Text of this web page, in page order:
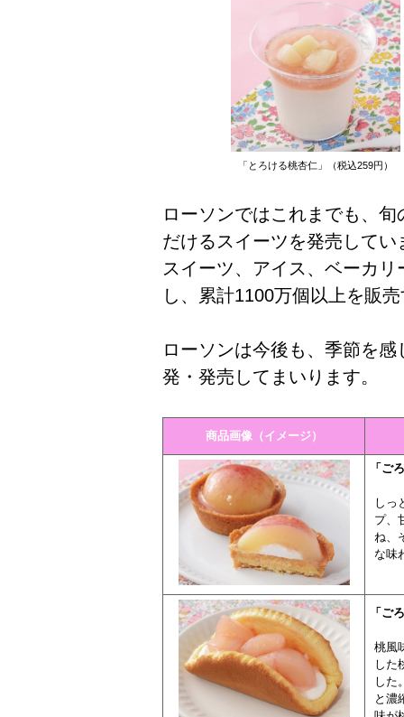
「とろける桃杏仁」（税込259円）
ローソンではこれまでも、
だけるスイーツを発売してい
スイーツ、アイス、ベーカ
し、累計1100万個以上を販
ローソンは今後も、季節を
発・発売してまいります。
商品画像（イメージ）
「ご
しっ
プ、
ね、
な味
「ご
桃風
した
した
と濃